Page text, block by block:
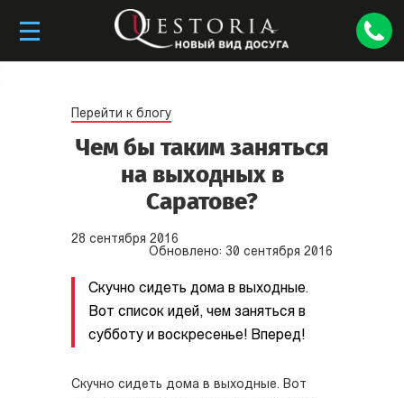
Перейти к блогу
Чем бы таким заняться
на выходных в
Саратове?
28 сентября 2016
Обновлено: 30 сентября 2016
Скучно сидеть дома в выходные.
Вот список идей, чем заняться в
субботу и воскресенье! Вперед!
Скучно сидеть дома в выходные. Вот